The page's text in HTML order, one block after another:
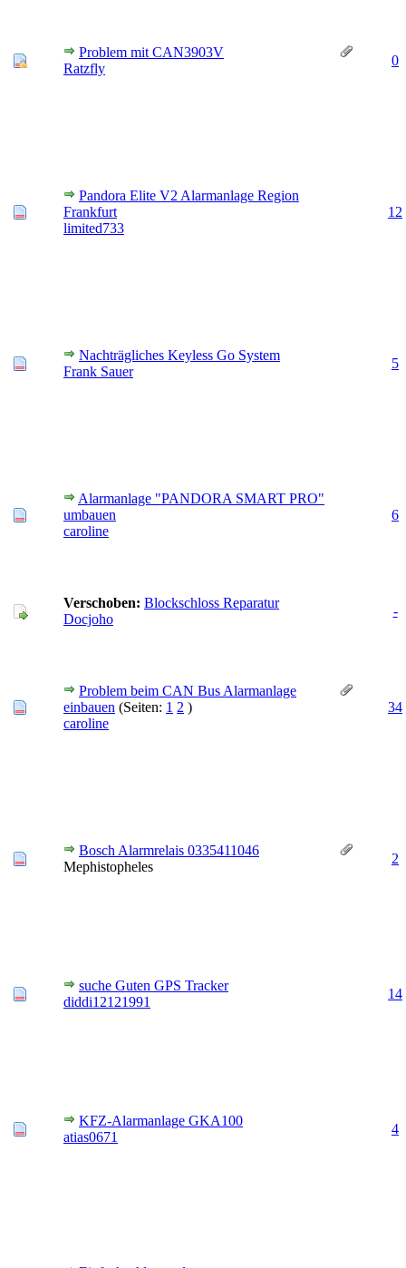
Problem mit CAN3903V
Ratzfly
0
Pandora Elite V2 Alarmanlage Region
Frankfurt
limited733
12
Nachträgliches Keyless Go System
Frank Sauer
5
Alarmanlage "PANDORA SMART PRO"
umbauen
caroline
6
Verschoben: Blockschloss Reparatur
Docjoho
-
Problem beim CAN Bus Alarmanlage
einbauen (Seiten: 1 2 )
caroline
34
Bosch Alarmrelais 0335411046
Mephistopheles
2
suche Guten GPS Tracker
diddi12121991
14
KFZ-Alarmanlage GKA100
atias0671
4